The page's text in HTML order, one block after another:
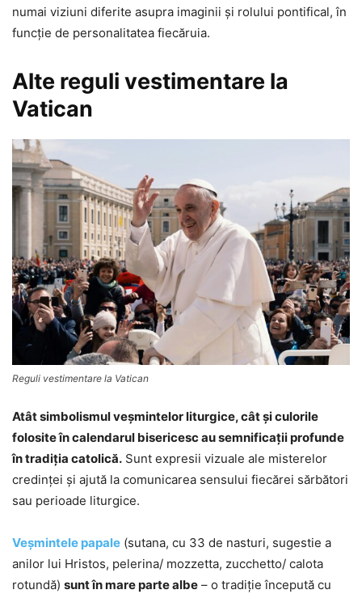
numai viziuni diferite asupra imaginii şi rolului pontifical, în
funcţie de personalitatea fiecăruia.
Alte reguli vestimentare la
Vatican
Reguli vestimentare la Vatican
Atât simbolismul veșmintelor liturgice, cât și culorile
folosite în calendarul bisericesc au semnificații profunde
în tradiția catolică. Sunt expresii vizuale ale misterelor
credinței și ajută la comunicarea sensului fiecărei sărbători
sau perioade liturgice.
Veșmintele papale (sutana, cu 33 de nasturi, sugestie a
anilor lui Hristos, pelerina/ mozzetta, zucchetto/ calota
rotundă) sunt în mare parte albe – o tradiție începută cu